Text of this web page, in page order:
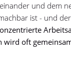
und dem
ist - und
wird oft